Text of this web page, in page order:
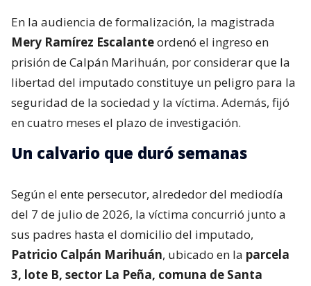
En la audiencia de formalización, la magistrada
Mery Ramírez Escalanteordenó el ingreso en
prisión de Calpán Marihuán, por considerar que la
libertad del imputado constituye un peligro para la
seguridad de la sociedad y la víctima. Además, fijó
en cuatro meses el plazo de investigación.
Un calvario que duró semanas
Según el ente persecutor, alrededor del mediodía
del 7 de julio de 2026, la víctima concurrió junto a
sus padres hasta el domicilio del imputado,
Patricio Calpán Marihuán, ubicado en la parcela
3, lote B, sector La Peña, comuna de Santa